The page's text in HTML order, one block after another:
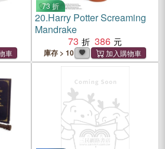
73 折
20.Harry Potter Screaming
Mandrake
73
386
庫存 > 10